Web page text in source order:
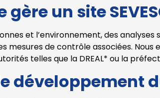
un site
et l’environnement, des
mesures de contrôle associées.
telles que la DREAL* ou la
développement